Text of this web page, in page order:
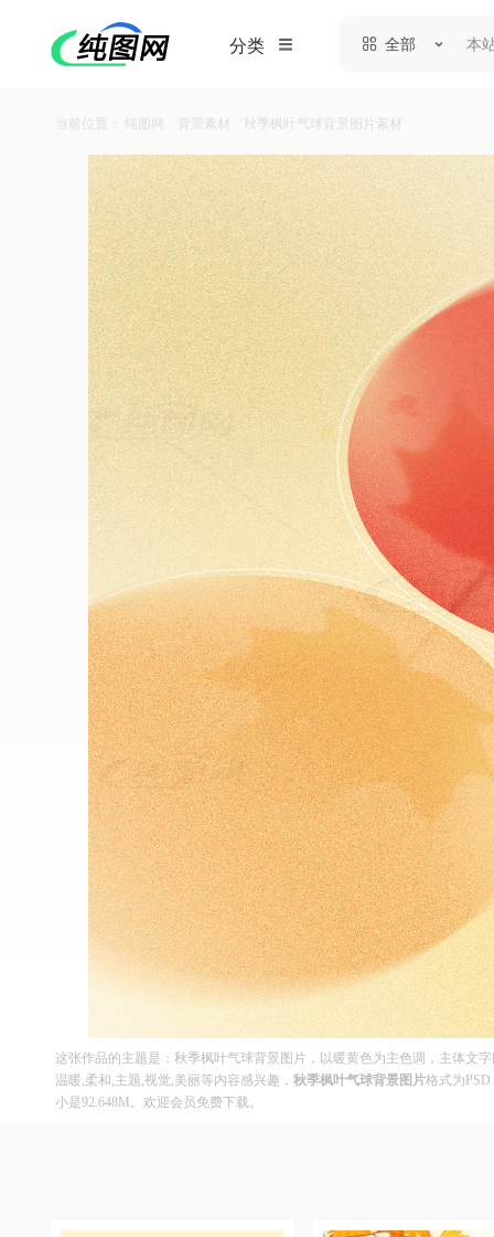
分类 全部
当前位置： 纯图网 背景素材 秋季枫叶气球背景图片素材
这张作品的主题是：秋季枫叶气球背景图片，以暖黄色为主色调，主体文
温暖,柔和,主题,视觉,美丽等内容感兴趣， 秋季枫叶气球背景图片格式为
小是92.648M。欢迎会员免费下载。